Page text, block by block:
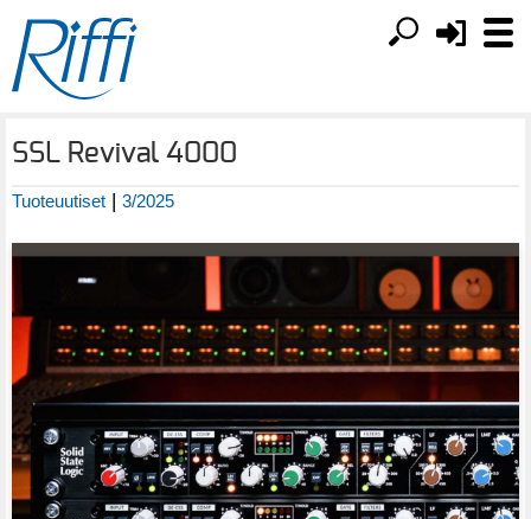
SSL Revival 4000
Tuoteuutiset | 3/2025